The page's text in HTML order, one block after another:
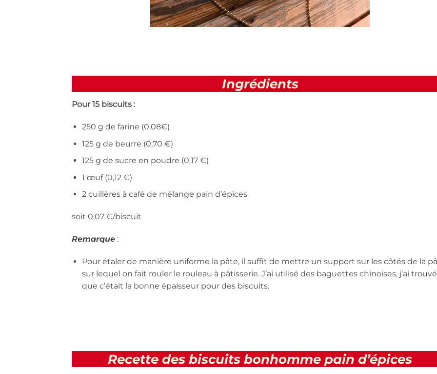
Ingrédients
Pour 15 biscuits :
250 g de farine (0,08€)
125 g de beurre (0,70 €)
125 g de sucre en poudre (0,17 €)
1 œuf (0,12 €)
2 cuillères à café de mélange pain d’épices
soit 0,07 €/biscuit
Remarque :
Pour étaler de manière uniforme la pâte, il suffit de mettre un support sur les côtés de la
sur lequel on fait rouler le rouleau à pâtisserie. J’ai utilisé des baguettes chinoises, j’ai trouvé
que c’était la bonne épaisseur pour des biscuits.
Recette des biscuits bonhomme pain d’épices